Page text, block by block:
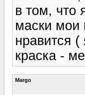
в том, что
маски мои
нравится
краска -
Margo